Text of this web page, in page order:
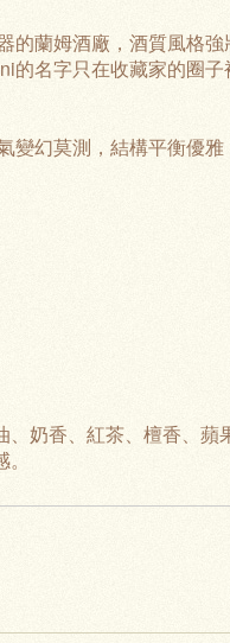
的蘭姆酒廠，酒質風格
的名字只在收藏家的圈
變幻莫測，結構平衡優
奶香、紅茶、檀香、蘋